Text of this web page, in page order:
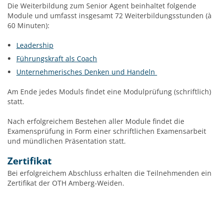
Die Weiterbildung zum Senior Agent beinhaltet folgende
Module und umfasst insgesamt 72 Weiterbildungsstunden (à
60 Minuten):
Leadership
Führungskraft als Coach
Unternehmerisches Denken und Handeln
Am Ende jedes Moduls findet eine Modulprüfung (schriftlich)
statt.
Nach erfolgreichem Bestehen aller Module findet die
Examensprüfung in Form einer schriftlichen Examensarbeit
und mündlichen Präsentation statt.
Zertifikat
Bei erfolgreichem Abschluss erhalten die Teilnehmenden ein
Zertifikat der OTH Amberg-Weiden.